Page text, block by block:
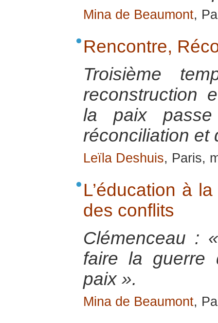
Mina de Beaumont,
Rencontre,
Troisième
reconstruction
la paix
réconciliation et
Leïla Deshuis, Paris,
L’éducation à
des conflits
Clémenceau :
faire la guerre
paix ».
Mina de Beaumont,